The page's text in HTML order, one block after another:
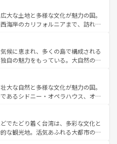
しい。
町や、スイスならではのユニークな
ス観光だけでなく町歩きも満喫する
所得が高いため物価も高いが、旅行
楽しむこともできる。 なお、新
テンツ一覧 を参照してほしい。
大な土地と多様な文化が魅力の国。
海岸のカリフォルニアまで、訪れる
観光、ショッピング、エンターテイ
激的なスポットだ。一方、アメリカ
り、グランドキャニオンやイエロー
では、音楽と美食が融合した独特の
アメリカの各地域で異なる魅力を楽
性と豊かな歴史を感じることができ
なお、新着のアメリカ
を参照してほしい。
候に恵まれ、多くの島で構成される
自の魅力をもっている。大自然の神
また、定番の観光地といえばオアフ
求めるならマウイ島やカウアイ島が
グリーンに輝く海をはじめ、豊かな
訪れる人々を迎えてくれるハワイの
ルフードやハワイアンミュージッ
スなど、すべてがハワイの魅力を彩
大な自然と多様な文化が魅力の国。
あるシドニー・オペラハウス、オー
部にそびえるウルル（エアーズロッ
しい原生林やケアンズの熱帯雨林な
ん。また、カフェやワイン、オージ
でたどり着く台湾は、多彩な文化と
な観光地。活気あふれる大都市の台